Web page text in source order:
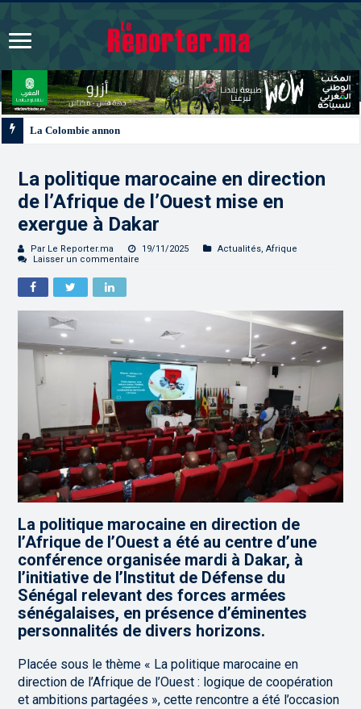
La politique marocaine en direction
de l’Afrique de l’Ouest mise en
exergue à Dakar
Par Le Reporter.ma 19/11/2025 Actualités,Afrique
Laisser un commentaire
La politique marocaine en direction de
l’Afrique de l’Ouest a été au centre d’une
conférence organisée mardi à Dakar, à
l’initiative de l’Institut de Défense du
Sénégal relevant des forces armées
sénégalaises, en présence d’éminentes
personnalités de divers horizons.
Placée sous le thème « La politique marocaine en
direction de l’Afrique de l’Ouest : logique de coopération
et ambitions partagées », cette rencontre a été l’occasion